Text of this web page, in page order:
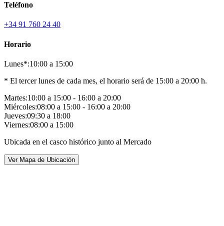
Teléfono
+34 91 760 24 40
Horario
Lunes*:10:00 a 15:00
* El tercer lunes de cada mes, el horario será de 15:00 a 20:00 h.
Martes:10:00 a 15:00 - 16:00 a 20:00
Miércoles:08:00 a 15:00 - 16:00 a 20:00
Jueves:09:30 a 18:00
Viernes:08:00 a 15:00
Ubicada en el casco histórico junto al Mercado
Ver Mapa de Ubicación